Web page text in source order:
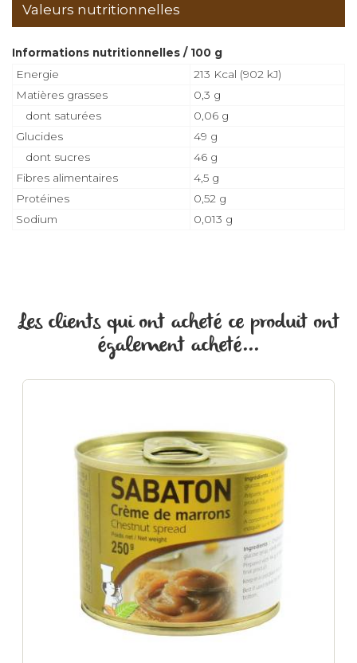
Valeurs nutritionnelles
Informations nutritionnelles / 100 g
Energie
213 Kcal (902 kJ)
Matières grasses
0,3 g
dont saturées
0,06 g
Glucides
49 g
dont sucres
46 g
Fibres alimentaires
4,5 g
Protéines
0,52 g
Sodium
0,013 g
Les clients qui ont acheté ce produit ont
également acheté...